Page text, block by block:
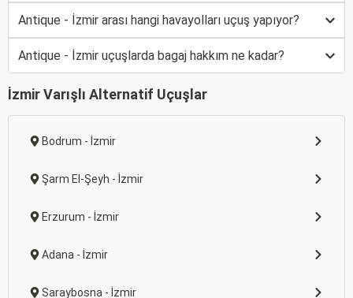
Antique - İzmir arası hangi havayolları uçuş yapıyor?
Antique - İzmir uçuşlarda bagaj hakkım ne kadar?
İzmir Varışlı Alternatif Uçuşlar
Bodrum - İzmir
Şarm El-Şeyh - İzmir
Erzurum - İzmir
Adana - İzmir
Saraybosna - İzmir